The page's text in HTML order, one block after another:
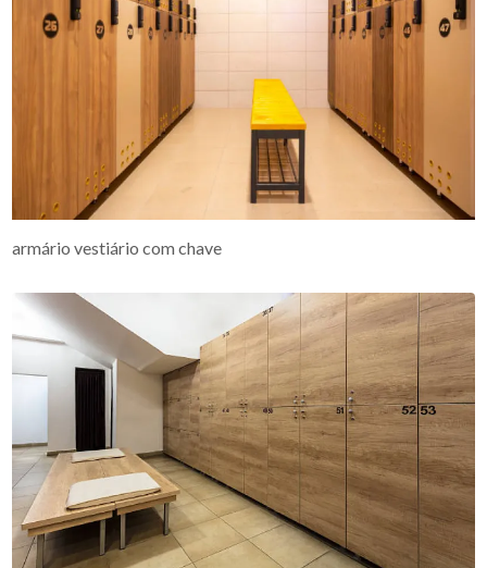
armário vestiário com chave